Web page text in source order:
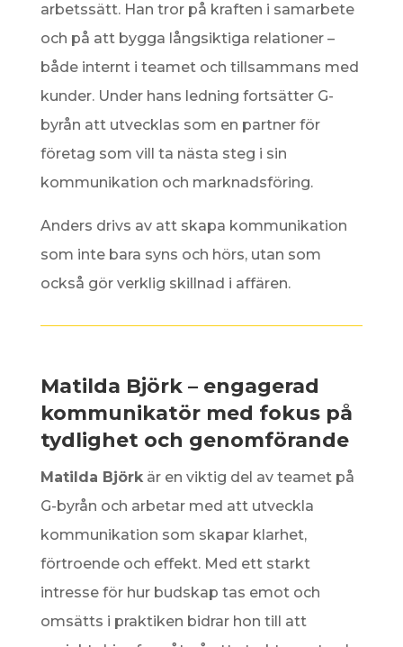
arbetssätt. Han tror på kraften i samarbete
och på att bygga långsiktiga relationer –
både internt i teamet och tillsammans med
kunder. Under hans ledning fortsätter G-
byrån att utvecklas som en partner för
företag som vill ta nästa steg i sin
kommunikation och marknadsföring.
Anders drivs av att skapa kommunikation
som inte bara syns och hörs, utan som
också gör verklig skillnad i affären.
Matilda Björk – engagerad
kommunikatör med fokus på
tydlighet och genomförande
Matilda Björkär en viktig del av teamet på
G-byrån och arbetar med att utveckla
kommunikation som skapar klarhet,
förtroende och effekt. Med ett starkt
intresse för hur budskap tas emot och
omsätts i praktiken bidrar hon till att